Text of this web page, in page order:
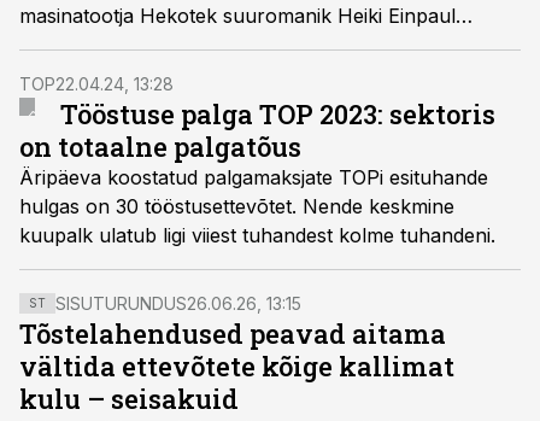
masinatootja Hekotek suuromanik Heiki Einpaul
vastuses Tööstusuudiste sektori arvamusliidrite
küsitlusele.
TOP22.04.24, 13:28
Tööstuse palga TOP 2023: sektoris
on totaalne palgatõus
Äripäeva koostatud palgamaksjate TOPi esituhande
hulgas on 30 tööstusettevõtet. Nende keskmine
kuupalk ulatub ligi viiest tuhandest kolme tuhandeni.
ST SISUTURUNDUS26.06.26, 13:15
Tõstelahendused peavad aitama
vältida ettevõtete kõige kallimat
kulu – seisakuid